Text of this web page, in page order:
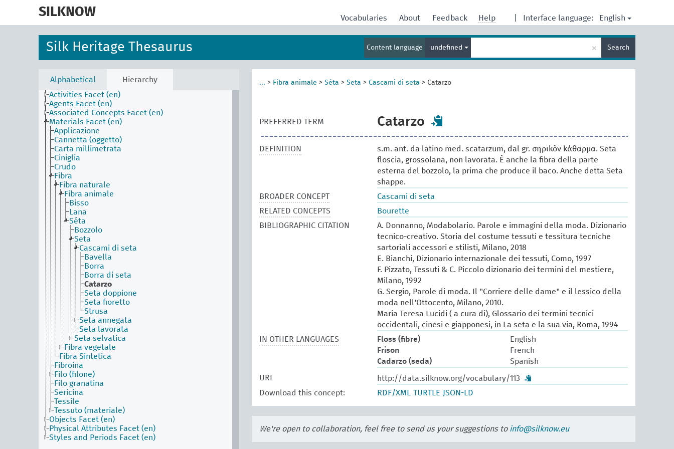
SILKNOW Interface language: English
Vocabularies About Feedback Help
Silk Heritage Thesaurus Content language undefined
term
× Search
Alphabetical
Hierarchy
Activities Facet (en)
Agents Facet (en)
Associated Concepts Facet (en)
Materials Facet (en)
Applicazione
Cannetta (oggetto)
Carta millimetrata
Ciniglia
Crudo
Fibra
Fibra naturale
Fibra animale
Bisso
Lana
Séta
Bozzolo
Seta
Cascami di seta
Bavella
Borra
Borra di seta
Catarzo
Seta doppione
Seta fioretto
Strusa
Seta annegata
Seta lavorata
Seta selvatica
Fibra vegetale
Fibra Sintetica
Fibroina
Filo (filone)
Filo granatina
Sericina
Tessile
Tessuto (materiale)
Objects Facet (en)
Physical Attributes Facet (en)
Styles and Periods Facet (en)
... > Fibra animale > Séta > Seta > Cascami di seta > Catarzo
PREFERRED TERM Catarzo
DEFINITION
s.m. ant. da latino med. scatarzum, dal gr. σηρικὸν κάθαρμα. Seta
floscia, grossolana, non lavorata. È anche la fibra della parte
esterna del bozzolo, la prima che produce il baco. Anche detta Seta
shappe.
BROADER CONCEPT
Cascami di seta
RELATED CONCEPTS
Bourette
BIBLIOGRAPHIC CITATION
A. Donnanno, Modabolario. Parole e immagini della moda. Dizionario
tecnico-creativo. Storia del costume tessuti e tessitura tecniche
sartoriali accessori e stilisti, Milano, 2018
E. Bianchi, Dizionario internazionale dei tessuti, Como, 1997
F. Pizzato, Tessuti & C. Piccolo dizionario dei termini del mestiere,
Milano, 1992
G. Sergio, Parole di moda. Il "Corriere delle dame" e il lessico della
moda nell'Ottocento, Milano, 2010.
Maria Teresa Lucidi ( a cura di), Glossario dei termini tecnici
occidentali, cinesi e giapponesi, in La seta e la sua via, Roma, 1994
IN OTHER LANGUAGES
Floss (fibre)
English
Frison
French
Cadarzo (seda)
Spanish
URI
http://data.silknow.org/vocabulary/113
Download this concept:
RDF/XML TURTLE JSON-LD
We're open to collaboration, feel free to send us your suggestions to info@silknow.eu